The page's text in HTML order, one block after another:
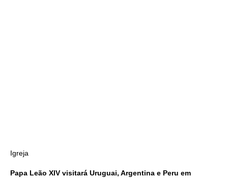
Igreja
Papa Leão XIV visitará Uruguai, Argentina e Peru em